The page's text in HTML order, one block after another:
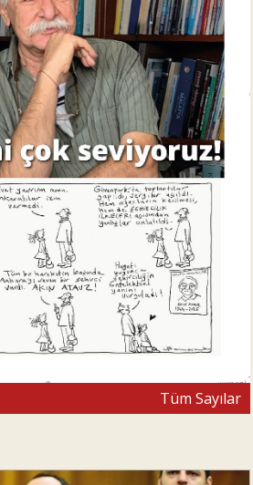
Tüm Sayılar